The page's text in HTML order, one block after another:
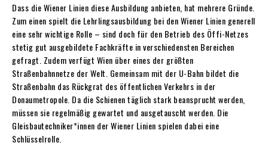
Dass die Wiener Linien diese Ausbildung anbieten, hat mehrere Gründe.
Zum einen spielt die Lehrlingsausbildung bei den Wiener Linien generell
eine sehr wichtige Rolle – sind doch für den Betrieb des Öffi-Netzes
stetig gut ausgebildete Fachkräfte in verschiedensten Bereichen
gefragt. Zudem verfügt Wien über eines der größten
Straßenbahnnetze der Welt. Gemeinsam mit der U-Bahn bildet die
Straßenbahn das Rückgrat des öffentlichen Verkehrs in der
Donaumetropole. Da die Schienen täglich stark beansprucht werden,
müssen sie regelmäßig gewartet und ausgetauscht werden. Die
Gleisbautechniker*innen der Wiener Linien spielen dabei eine
Schlüsselrolle.